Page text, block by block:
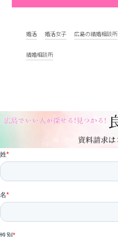
婚活 婚活女子 広島の結婚相談所
結婚相談所